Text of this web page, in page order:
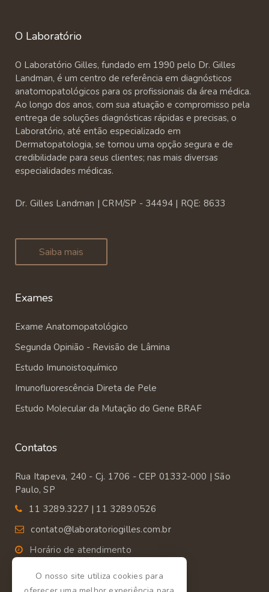
O Laboratório
O Laboratório Gilles, fundado em 1990 pelo Dr. Gilles
Landman, é um centro de referência em diagnósticos
anatomopatológicos para os profissionais da área médica.
Ao longo dos anos, com sua atuação e compromisso pela
entrega de soluções diagnósticas rápidas e precisas, o
Laboratório, até então especializado em
Dermatopatologia, se tornou uma opção segura e de
credibilidade para seus clientes; nas mais diversas
especialidades médicas.
Dr. Gilles Landman | CRM/SP - 34494 | RQE: 8633
Saiba mais
Exames
Exame Anatomopatológico
Segunda Opinião - Revisão de Lâmina
Estudo Imunoistoquímico
Imunofluorescência Direta de Pele
Estudo Molecular da Mutação do Gene BRAF
Contatos
Rua Itapeva, 240 - Cj. 1706 - CEP 01332-000 | São
Paulo, SP
11 3289.3227 | 11 3289.0526
contato@laboratoriogilles.com.br
Horário de atendimento
Segunda a Sexta das 9:00 às 18:00.
O nosso site utiliza cookies para